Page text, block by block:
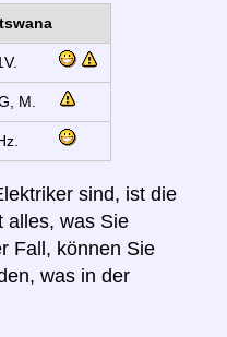
M.
sind, ist die
alles, was Sie
Fall, können Sie
was in der